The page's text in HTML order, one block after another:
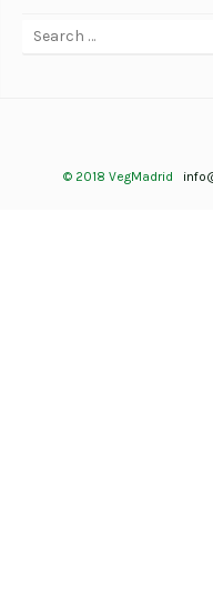
© 2018 VegMadrid